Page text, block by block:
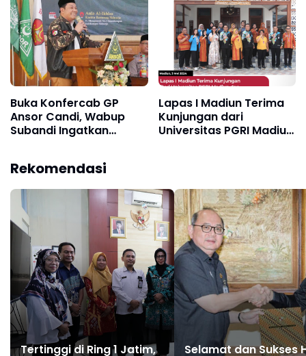
Buka Konfercab GP
Ansor Candi, Wabup
Subandi Ingatkan
Lapas I Madiun Terima
Kunjungan dari
Universitas PGRI Madiun
Rekomendasi
Tertinggi di Ring 1 Jatim,
Selamat dan Sukses